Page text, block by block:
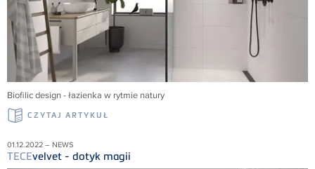
Biofilic design - łazienka w rytmie natury
CZYTAJ ARTYKUŁ
01.12.2022 – NEWS
TECEvelvet - dotyk magii